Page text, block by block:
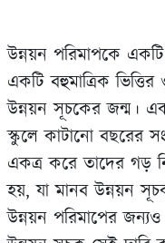
উন্নয়ন পরিমাপকে
একটি বহুমাত্রিক
উন্নয়ন সূচকের জন্ম।
স্কুলে কাটানো বছরের
একত্র করে তাদের গড়
হয়, যা মানব উন্নয়ন
উন্নয়ন পরিমাপের জন্যও